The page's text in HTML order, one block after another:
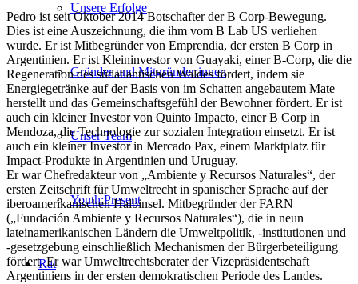
Unsere Erfolge
Gründer und Mitgründer:innen
Unser Team
Youth:Present
Rat
Pedro ist seit Oktober 2014 Botschafter der B Corp-Bewegung.
Dies ist eine Auszeichnung, die ihm vom B Lab US verliehen
wurde. Er ist Mitbegründer von Emprendia, der ersten B Corp in
Argentinien. Er ist Kleininvestor von Guayaki, einer B-Corp, die die
Regeneration des südatlantischen Waldes fördert, indem sie
Energiegetränke auf der Basis von im Schatten angebautem Mate
herstellt und das Gemeinschaftsgefühl der Bewohner fördert. Er ist
auch ein kleiner Investor von Quinto Impacto, einer B Corp in
Mendoza, die Technologie zur sozialen Integration einsetzt. Er ist
auch ein kleiner Investor in Mercado Pax, einem Marktplatz für
Impact-Produkte in Argentinien und Uruguay.
Er war Chefredakteur von „Ambiente y Recursos Naturales“, der
ersten Zeitschrift für Umweltrecht in spanischer Sprache auf der
iberoamerikanischen Halbinsel. Mitbegründer der FARN
(„Fundación Ambiente y Recursos Naturales“), die in neun
lateinamerikanischen Ländern die Umweltpolitik, -institutionen und
-gesetzgebung einschließlich Mechanismen der Bürgerbeteiligung
fördert. Er war Umweltrechtsberater der Vizepräsidentschaft
Argentiniens in der ersten demokratischen Periode des Landes.